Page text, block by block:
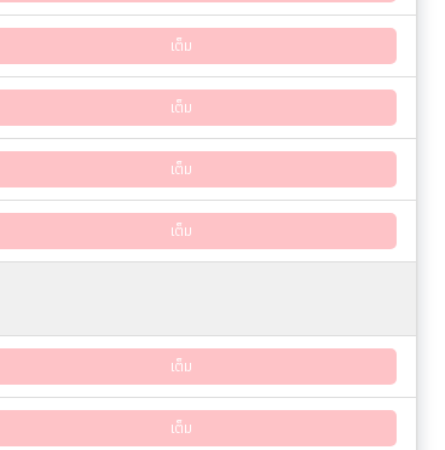
เต็ม
เต็ม
เต็ม
เต็ม
เต็ม
เต็ม